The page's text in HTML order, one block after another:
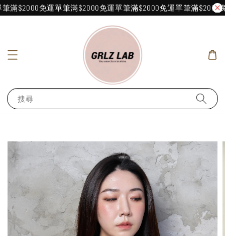
滿$2000免運單筆滿$2000免運單筆滿$2000免運單筆滿$2000免
搜尋